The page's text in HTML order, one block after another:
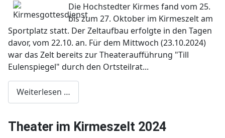
Die Hochstedter Kirmes fand vom 25.
bis zum 27. Oktober im Kirmeszelt am
Sportplatz statt. Der Zeltaufbau erfolgte in den Tagen
davor, vom 22.10. an. Für dem Mittwoch (23.10.2024)
war das Zelt bereits zur Theateraufführung "Till
Eulenspiegel" durch den Ortsteilrat...
Weiterlesen …
Theater im Kirmeszelt 2024